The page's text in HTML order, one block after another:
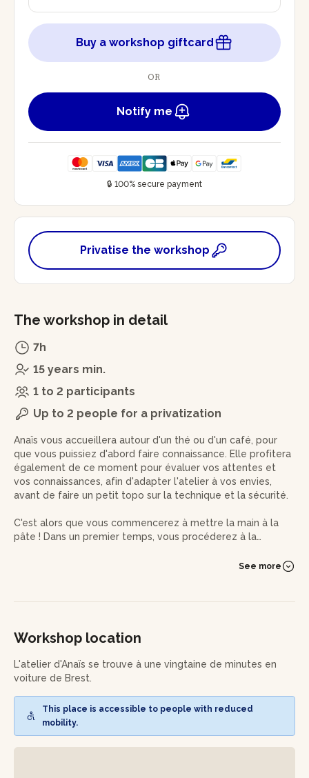
Buy a workshop giftcard
OR
Notify me
🔒 100% secure payment
Privatise the workshop
The workshop in detail
7h
15 years min.
1 to 2 participants
Up to 2 people for a privatization
Anaïs vous accueillera autour d'un thé ou d'un café, pour
que vous puissiez d'abord faire connaissance. Elle profitera
également de ce moment pour évaluer vos attentes et
vos connaissances, afin d'adapter l'atelier à vos envies,
avant de faire un petit topo sur la technique et la sécurité.
C'est alors que vous commencerez à mettre la main à la
pâte ! Dans un premier temps, vous procéderez à la
disqueuse. Vous ébavurerez et brosserez ensuite votre
pièce et une peinture à l'intérieur.
Pendant que ça sèche, vous vous occuperez de la base de
l'assise que vous découperez au plasma. Cette technique
de découpe localisée par fusion, peut être représentée par
l'image d'une fourchette fondant au contact d'une prise
Il vous faudra également cintrer un plat pour le maintient,
See more
Workshop location
L'atelier d'Anaïs se trouve à une vingtaine de minutes en
voiture de Brest.
This place is accessible to people with reduced
mobility.